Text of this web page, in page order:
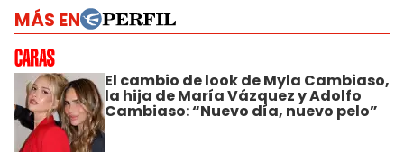
MÁS EN
El cambio de look de Myla Cambiaso,
la hija de María Vázquez y Adolfo
Cambiaso: “Nuevo día, nuevo pelo”